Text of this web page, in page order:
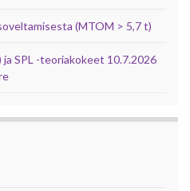
(MTOM > 5,7 t)
SPL -teoriakokeet 10.7.2026